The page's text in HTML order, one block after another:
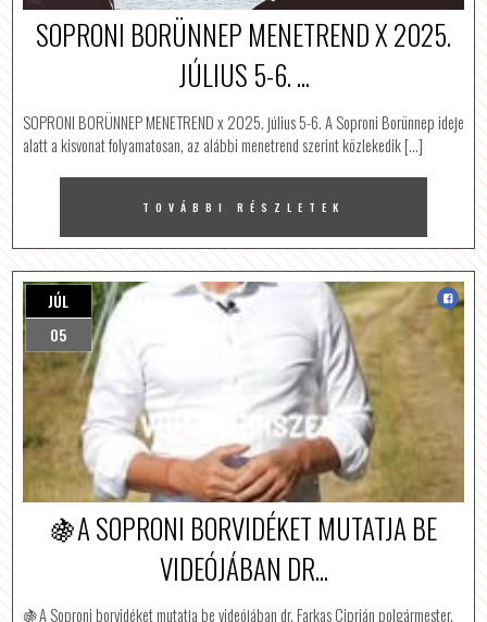
SOPRONI BORÜNNEP MENETREND X 2025.
JÚLIUS 5-6. ...
SOPRONI BORÜNNEP MENETREND x 2025. július 5-6. A Soproni Borünnep ideje
alatt a kisvonat folyamatosan, az alábbi menetrend szerint közlekedik […]
TOVÁBBI RÉSZLETEK
JÚL
05
🍇A SOPRONI BORVIDÉKET MUTATJA BE
VIDEÓJÁBAN DR...
🍇A Soproni borvidéket mutatja be videójában dr. Farkas Ciprián polgármester.